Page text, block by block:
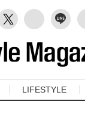
LIFESTYLE